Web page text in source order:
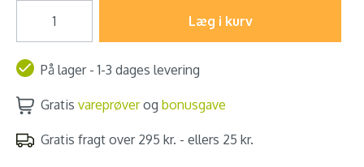
Læg i kurv
På lager - 1-3 dages levering
Gratis vareprøverog bonusgave
Gratis fragt over 295 kr. - ellers 25 kr.